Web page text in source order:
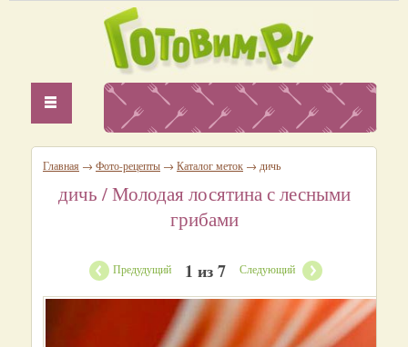
Главная → Фото-рецепты → Каталог меток → дичь
дичь / Молодая лосятина с лесными
грибами
Предудущий 1 из 7 Следующий